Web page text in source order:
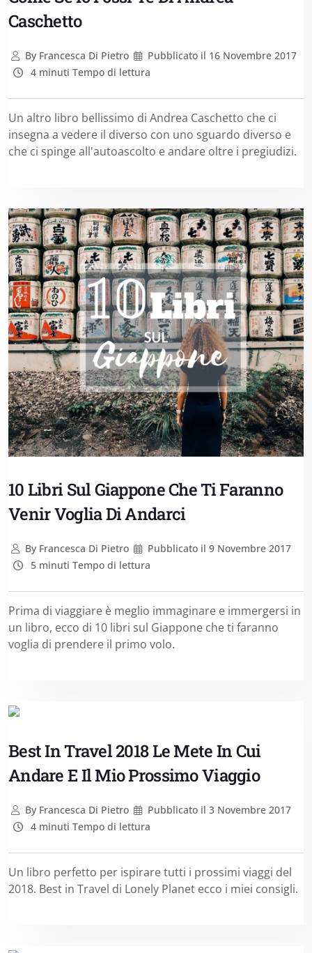
Caschetto
ByFrancesca Di Pietro Pubblicato il 16 Novembre 2017
4 minuti Tempo di lettura
Un altro libro bellissimo di Andrea Caschetto che ci
insegna a vedere il diverso con uno sguardo diverso e
che ci spinge all'autoascolto e andare oltre i pregiudizi.
10 Libri Sul Giappone Che Ti Faranno
Venir Voglia Di Andarci
ByFrancesca Di Pietro Pubblicato il 9 Novembre 2017
5 minuti Tempo di lettura
Prima di viaggiare è meglio immaginare e immergersi in
un libro, ecco di 10 libri sul Giappone che ti faranno
voglia di prendere il primo volo.
Best In Travel 2018 Le Mete In Cui
Andare E Il Mio Prossimo Viaggio
ByFrancesca Di Pietro Pubblicato il 3 Novembre 2017
4 minuti Tempo di lettura
Un libro perfetto per ispirare tutti i prossimi viaggi del
2018. Best in Travel di Lonely Planet ecco i miei consigli.